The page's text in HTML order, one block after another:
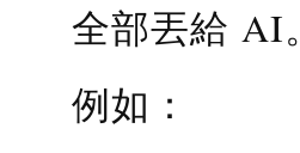
全部丟給 AI。
例如：